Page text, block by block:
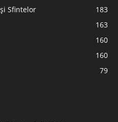
Sfintelor
183
163
160
160
79